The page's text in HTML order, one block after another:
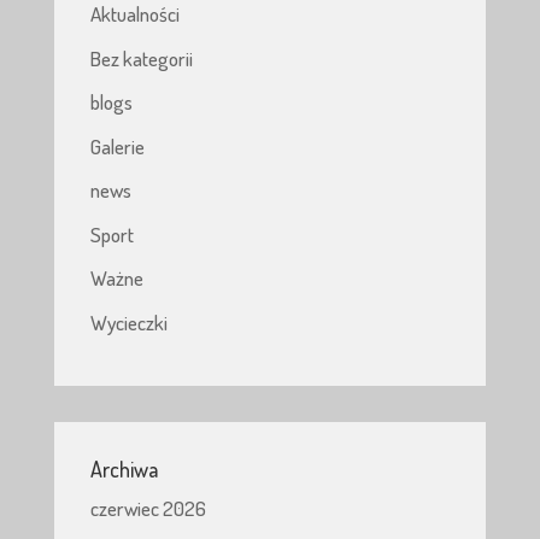
Aktualności
Bez kategorii
blogs
Galerie
news
Sport
Ważne
Wycieczki
Archiwa
czerwiec 2026